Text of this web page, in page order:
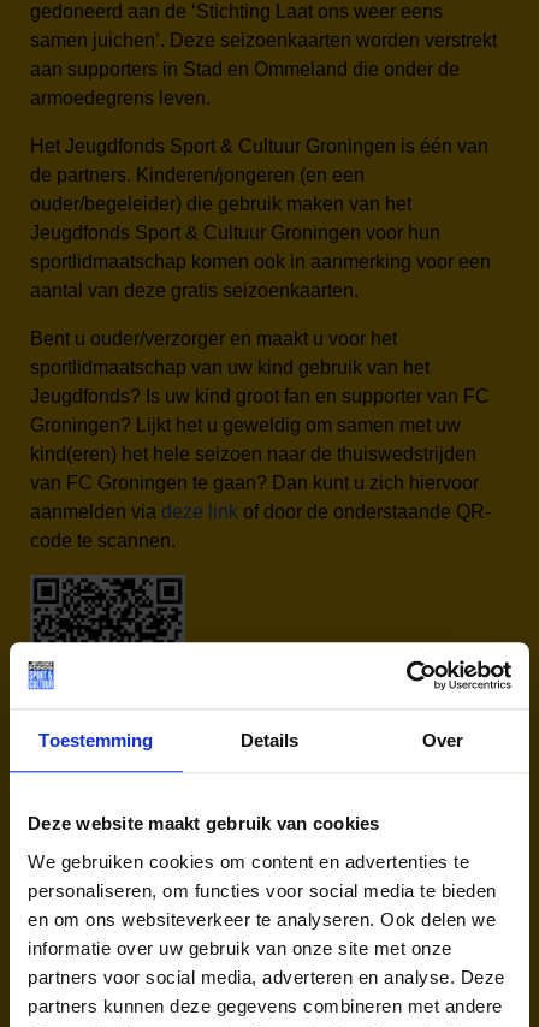
Toestemming Details Over
Deze website maakt gebruik van cookies
We gebruiken cookies om content en advertenties te
personaliseren, om functies voor social media te bieden
en om ons websiteverkeer te analyseren. Ook delen we
informatie over uw gebruik van onze site met onze
partners voor social media, adverteren en analyse. Deze
partners kunnen deze gegevens combineren met andere
gedoneerd aan de ‘Stichting Laat ons weer eens
samen juichen’. Deze seizoenkaarten worden verstrekt
aan supporters in Stad en Ommeland die onder de
armoedegrens leven.
Het Jeugdfonds Sport & Cultuur Groningen is één van
de partners. Kinderen/jongeren (en een
ouder/begeleider) die gebruik maken van het
Jeugdfonds Sport & Cultuur Groningen voor hun
sportlidmaatschap komen ook in aanmerking voor een
aantal van deze gratis seizoenkaarten.
Bent u ouder/verzorger en maakt u voor het
sportlidmaatschap van uw kind gebruik van het
Jeugdfonds? Is uw kind groot fan en supporter van FC
Groningen? Lijkt het u geweldig om samen met uw
kind(eren) het hele seizoen naar de thuiswedstrijden
van FC Groningen te gaan? Dan kunt u zich hiervoor
aanmelden via deze link of door de onderstaande QR-
code te scannen.
Sport & Cultuur Groningen voor betaling van het
– Uw kind is groot fan en supporter van FC Groningen
(anders heeft aanmelden geen zin!)
– U bent van plan het hele seizoen structureel de
wedstrijden met uw kind(eren) te bezoeken. Eventueel
vervoer, parkeren en consumpties zijn voor eigen